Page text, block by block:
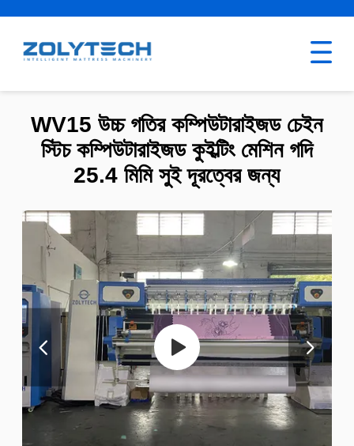
WV15 উচ্চ গতির কম্পিউটারাইজড চেইন
স্টিচ কম্পিউটারাইজড কুইল্টিং মেশিন গদি
25.4 মিমি সুই দূরত্বের জন্য